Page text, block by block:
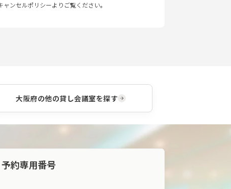
ンセルポリシーよりご覧ください。
大阪府の他の貸し会議室を探す
予約専用番号